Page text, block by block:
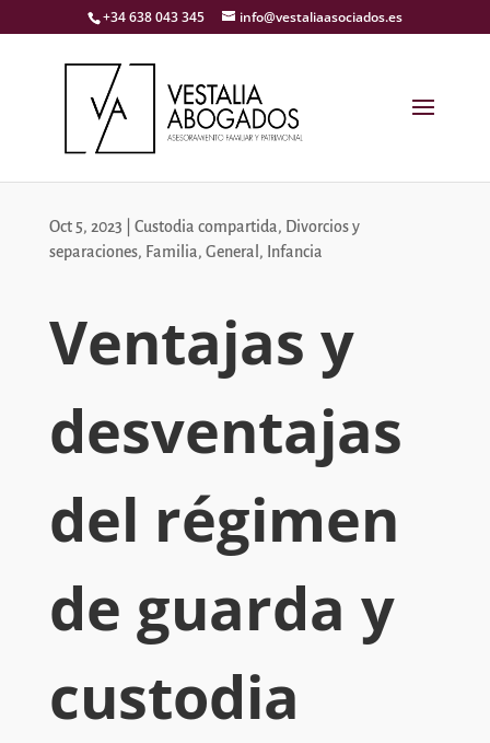
+34 638 043 345 info@vestaliaasociados.es
Oct 5, 2023 Custodia compartida, Divorcios y
separaciones, Familia, General , Infancia
Ventajas y
desventajas
del régimen
de guarda y
custodia